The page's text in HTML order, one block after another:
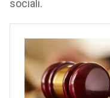
sociali.